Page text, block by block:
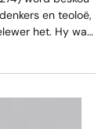
word beskou
het. Hy was